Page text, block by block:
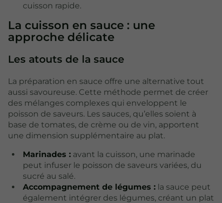
cuisson rapide.
La cuisson en sauce : une
approche délicate
Les atouts de la sauce
La préparation en sauce offre une alternative tout
aussi savoureuse. Cette méthode permet de créer
des mélanges complexes qui enveloppent le
poisson de saveurs. Les sauces, qu’elles soient à
base de tomates, de crème ou de vin, apportent
une dimension supplémentaire au plat.
Marinades :avant la cuisson, une marinade
peut infuser le poisson de saveurs variées, du
sucré au salé.
Accompagnement de légumes :la sauce peut
également intégrer des légumes, créant un plat